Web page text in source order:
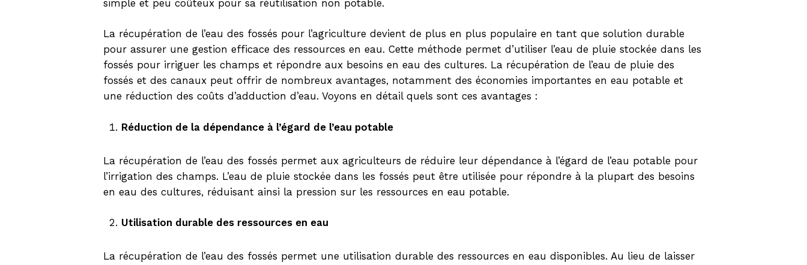
simple et peu coûteux pour sa réutilisation non potable.
La récupération de l’eau des fossés pour l’agriculture devient de plus en plus populaire en tant que solution durable
pour assurer une gestion efficace des ressources en eau. Cette méthode permet d’utiliser l’eau de pluie stockée dans les
fossés pour irriguer les champs et répondre aux besoins en eau des cultures. La récupération de l’eau de pluie des
fossés et des canaux peut offrir de nombreux avantages, notamment des économies importantes en eau potable et
une réduction des coûts d’adduction d’eau. Voyons en détail quels sont ces avantages :
Réduction de la dépendance à l’égard de l’eau potable
La récupération de l’eau des fossés permet aux agriculteurs de réduire leur dépendance à l’égard de l’eau potable pour
l’irrigation des champs. L’eau de pluie stockée dans les fossés peut être utilisée pour répondre à la plupart des besoins
en eau des cultures, réduisant ainsi la pression sur les ressources en eau potable.
Utilisation durable des ressources en eau
La récupération de l’eau des fossés permet une utilisation durable des ressources en eau disponibles. Au lieu de laisser